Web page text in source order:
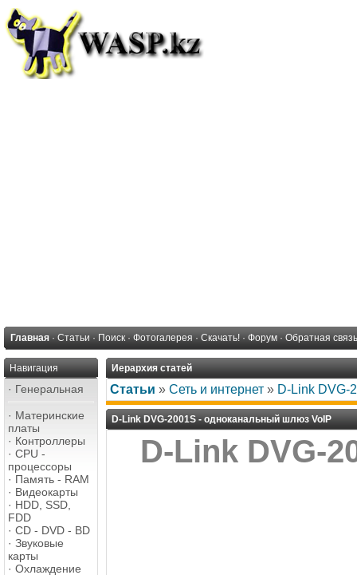
Главная · Статьи · Поиск · Фотогалерея · Скачать! · Форум · Обратная связь
Навигация
· Генеральная
· Материнские
платы
· Контроллеры
· CPU -
процессоры
· Память - RAM
· Видеокарты
· HDD, SSD,
FDD
· CD - DVD - BD
· Звуковые
карты
· Охлаждение
Иерархия статей
Статьи » Сеть и интернет » D-Link DVG-
D-Link DVG-2001S - одноканальный шлюз VoIP
D-Link DVG-